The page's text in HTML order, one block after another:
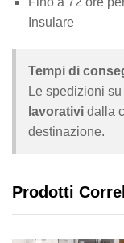
Insulare
Tempi di
Le spedizioni
lavorativi dalla
destinazione.
Prodotti